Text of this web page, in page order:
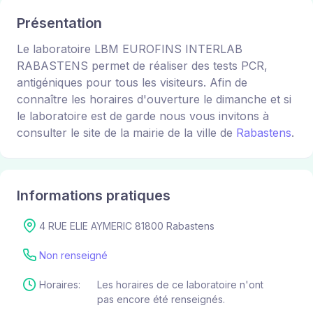
Présentation
Le laboratoire LBM EUROFINS INTERLAB
RABASTENS permet de réaliser des tests PCR,
antigéniques pour tous les visiteurs. Afin de
connaître les horaires d'ouverture le dimanche et si
le laboratoire est de garde nous vous invitons à
consulter le site de la mairie de la ville de Rabastens.
Informations pratiques
4 RUE ELIE AYMERIC 81800 Rabastens
Non renseigné
Horaires:
Les horaires de ce laboratoire n'ont
pas encore été renseignés.